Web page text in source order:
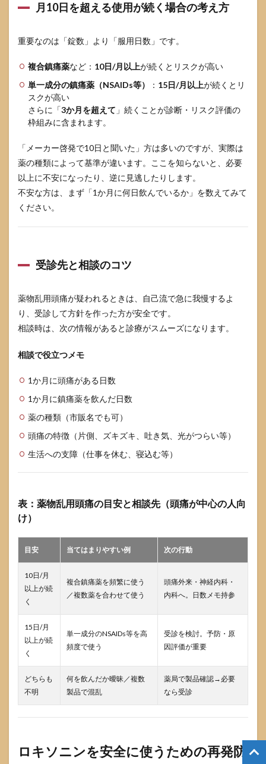
月10日を超える使用が続く場合の考え方
重要なのは「錠数」より「服用日数」です。
複合鎮痛薬など： 10日/月以上が続くとリスクが高い
単一成分の鎮痛薬（NSAIDs等）
： 15日/月以上が続くとリ
スクが高い
さらに「3か月を超えて 」続くことが診断・リスク評価の
枠組みに含まれます。
「メーカー啓発で10日と聞いた」方は多いのですが、実際は
薬の種類によって基準が違います。ここを知らないと、必要
以上に不安になったり、逆に見逃したりします。
不安な方は、まず「1か月に何日飲んでいるか」を数えてみて
ください。
受診先と相談のコツ
薬物乱用頭痛が疑われるときは、自己流で急に我慢するよ
り、受診して方針を作った方が安全です。
相談時は、次の情報があると診療がスムーズになります。
相談で役立つメモ
1か月に頭痛がある日数
1か月に鎮痛薬を飲んだ日数
薬の種類（市販名でも可）
頭痛の特徴（片側、ズキズキ、吐き気、光がつらい等）
生活への支障（仕事を休む、寝込む等）
表：薬物乱用頭痛の目安と相談先（頭痛が中心の人向
け）
目安 当てはまりやすい例 次の行動
10日/月
以上が続
く
複合鎮痛薬を頻繁に使う
／複数薬を合わせて使う
頭痛外来・神経内科・
内科へ。日数メモ持参
15日/月
以上が続
く
単一成分のNSAIDs等を高
頻度で使う
受診を検討。予防・原
因評価が重要
どちらも
不明
何を飲んだか曖昧／複数
製品で混乱
薬局で製品確認→必要
なら受診
ロキソニンを安全に使うための再発防